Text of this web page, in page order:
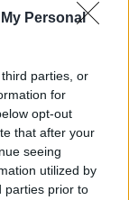
Personal
parties, or
for
opt-out
that after your
seeing
utilized by
parties prior to